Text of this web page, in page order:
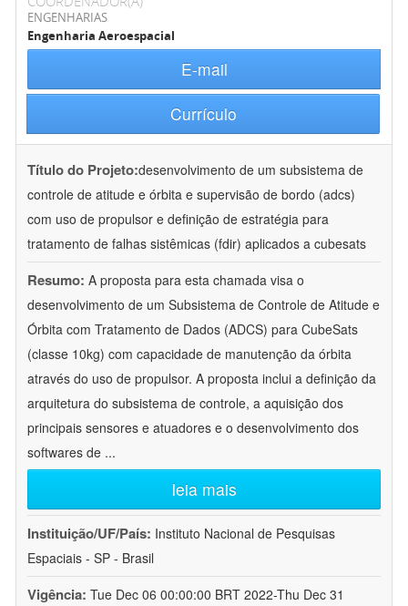
ENGENHARIAS
Engenharia Aeroespacial
E-mail
Currículo
Título do Projeto:desenvolvimento de um subsistema de
controle de atitude e órbita e supervisão de bordo (adcs)
com uso de propulsor e definição de estratégia para
tratamento de falhas sistêmicas (fdir) aplicados a cubesats
Resumo: A proposta para esta chamada visa o
desenvolvimento de um Subsistema de Controle de Atitude e
Órbita com Tratamento de Dados (ADCS) para CubeSats
(classe 10kg) com capacidade de manutenção da órbita
através do uso de propulsor. A proposta inclui a definição da
arquitetura do subsistema de controle, a aquisição dos
principais sensores e atuadores e o desenvolvimento dos
softwares de ...
leia mais
Instituição/UF/País: Instituto Nacional de Pesquisas
Espaciais - SP - Brasil
Vigência: Tue Dec 06 00:00:00 BRT 2022-Thu Dec 31